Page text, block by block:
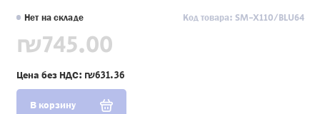
Нет на складе Код товара: SM-X110/BLU64
₪745.00
Цена без НДС: ₪631.36
В корзину